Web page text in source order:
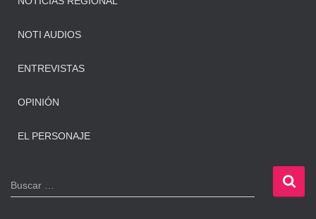
NOTI AUDIOS
ENTREVISTAS
OPINIÓN
EL PERSONAJE
B
u
Buscar …